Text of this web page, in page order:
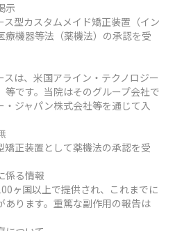
示
型カスタムメイド矯正装置（イン
療機器等法（薬機法）の承認を受
は、米国アライン・テクノロジー
です。当院はそのグループ会社で
・ジャパン株式会社等を通じて入
矯正装置として薬機法の承認を受
係る情報
ヶ国以上で提供され、これまでに
ります。重篤な副作用の報告は